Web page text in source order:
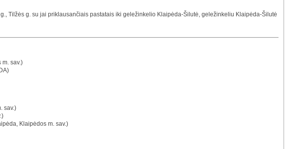
Tilžės g. su jai priklausančiais pastatais iki geležinkelio Klaipėda-Šilutė, geležinkeliu Klaipėda-Šilutė
m. sav.)
sav.)
Klaipėdos m. sav.)